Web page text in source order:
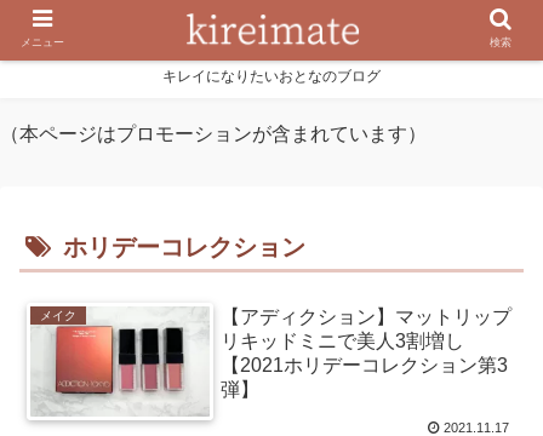
キレイになりたいおとなのブログ
（本ページはプロモーションが含まれています）
ホリデーコレクション
メイク
【アディクション】マットリップ
リキッドミニで美人3割増し
【2021ホリデーコレクション第3
弾】
2021.11.17
メニュー 検索